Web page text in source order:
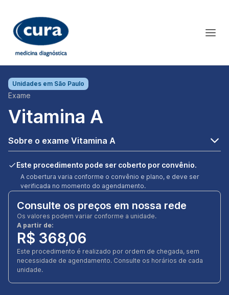
Unidades em São Paulo
Exame
Vitamina A
Sobre o exame Vitamina A
Este procedimento pode ser coberto por convênio.
A cobertura varia conforme o convênio e plano, e deve ser
verificada no momento do agendamento.
Consulte os preços em nossa rede
Os valores podem variar conforme a unidade.
A partir de:
R$ 368,06
Este procedimento é realizado por ordem de chegada, sem
necessidade de agendamento. Consulte os horários de cada
unidade.